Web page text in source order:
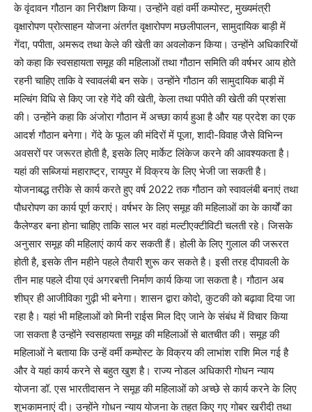
के वृंदावन गौठान का निरीक्षण किया। उन्होंने वहां वर्मी कम्पोस्ट, मुख्यमंत्री
वृक्षारोपण प्रोत्साहन योजना अंतर्गत वृक्षारोपण मछलीपालन, सामुदायिक बाड़ी में
गेंदा, पपीता, अमरूद तथा केले की खेती का अवलोकन किया। उन्होंने अधिकारियों
को कहा कि स्वसहायता समूह की महिलाओं तथा गौठान समिति की वर्षभर आय होते
रहनी चाहिए ताकि वे स्वावलंबी बन सके। उन्होंने गौठान की सामुदायिक बाड़ी में
मल्चिंग विधि से किए जा रहे गेंदे की खेती, केला तथा पपीते की खेती की प्रशंसा
की। उन्होंने कहा कि अंजोरा गौठान में अच्छा कार्य हुआ है और यह प्रदेश का एक
आदर्श गौठान बनेगा। गेंदे के फूल की मंदिरों में पूजा, शादी-विवाह जैसे विभिन्न
अवसरों पर जरूरत होती है, इसके लिए मार्केट लिंकेज करने की आवश्यकता है।
यहां की सब्जियां महाराष्ट्र, रायपुर में विक्रय के लिए भेजी जा सकती है।
योजनाबद्ध तरीके से कार्य करते हुए वर्ष 2022 तक गौठान को स्वावलंबी बनाएं तथा
पौधरोपण का कार्य पूर्ण कराएं। वर्षभर के लिए समूह की महिलाओं का के कार्यों का
कैलेण्डर बना होना चाहिए ताकि साल भर वहां मल्टीएक्टीविटी चलती रहे। जिसके
अनुसार समूह की महिलाएं कार्य कर सकती हैं। होली के लिए गुलाल की जरूरत
होती है, इसके तीन महीने पहले तैयारी शुरू कर सकते है। इसी तरह दीपावली के
तीन माह पहले दीया एवं अगरबत्ती निर्माण कार्य किया जा सकता है। गौठान अब
शीघ्र ही आजीविका गुढ़ी भी बनेगा। शासन द्वारा कोदो, कुटकी को बढ़ावा दिया जा
रहा है। यहां भी महिलाओं को मिनी राईस मिल दिए जाने के संबंध में विचार किया
जा सकता है उन्होंने स्वसहायता समूह की महिलाओं से बातचीत की। समूह की
महिलाओं ने बताया कि उन्हें वर्मी कम्पोस्ट के विक्रय की लाभांश राशि मिल गई है
और वे यहां कार्य करने से बहुत खुश है। राज्य नोडल अधिकारी गोधन न्याय
योजना डॉ. एस भारतीदासन ने समूह की महिलाओं को अच्छे से कार्य करने के लिए
शुभकामनाएं दी। उन्होंने गोधन न्याय योजना के तहत किए गए गोबर खरीदी तथा